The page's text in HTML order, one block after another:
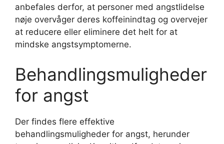
anbefales derfor, at personer med angstlidelse
nøje overvåger deres koffeinindtag og overvejer
at reducere eller eliminere det helt for at
mindske angstsymptomerne.
Behandlingsmuligheder
for angst
Der findes flere effektive
behandlingsmuligheder for angst, herunder